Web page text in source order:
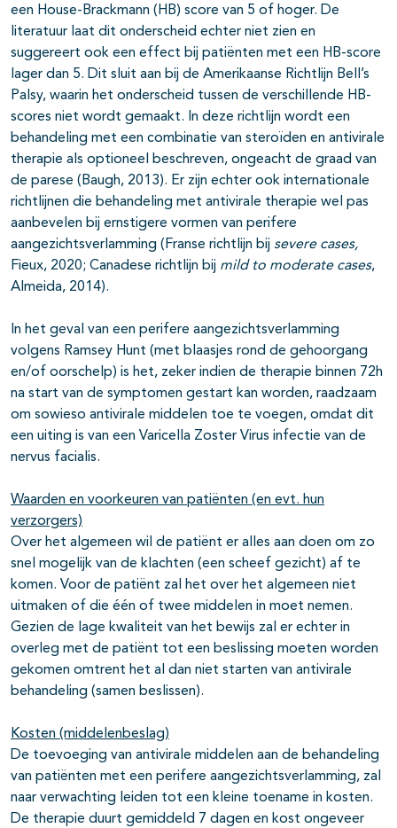
een House-Brackmann (HB) score van 5 of hoger. De
literatuur laat dit onderscheid echter niet zien en
suggereert ook een effect bij patiënten met een HB-score
lager dan 5. Dit sluit aan bij de Amerikaanse Richtlijn Bell’s
Palsy, waarin het onderscheid tussen de verschillende HB-
scores niet wordt gemaakt. In deze richtlijn wordt een
behandeling met een combinatie van steroïden en antivirale
therapie als optioneel beschreven, ongeacht de graad van
de parese (Baugh, 2013). Er zijn echter ook internationale
richtlijnen die behandeling met antivirale therapie wel pas
aanbevelen bij ernstigere vormen van perifere
aangezichtsverlamming (Franse richtlijn bij severe cases,
Fieux, 2020; Canadese richtlijn bij mild to moderate cases,
Almeida, 2014).
In het geval van een perifere aangezichtsverlamming
volgens Ramsey Hunt (met blaasjes rond de gehoorgang
en/of oorschelp) is het, zeker indien de therapie binnen 72h
na start van de symptomen gestart kan worden, raadzaam
om sowieso antivirale middelen toe te voegen, omdat dit
een uiting is van een Varicella Zoster Virus infectie van de
nervus facialis.
Waarden en voorkeuren van patiënten (en evt. hun
verzorgers)
Over het algemeen wil de patiënt er alles aan doen om zo
snel mogelijk van de klachten (een scheef gezicht) af te
komen. Voor de patiënt zal het over het algemeen niet
uitmaken of die één of twee middelen in moet nemen.
Gezien de lage kwaliteit van het bewijs zal er echter in
overleg met de patiënt tot een beslissing moeten worden
gekomen omtrent het al dan niet starten van antivirale
behandeling (samen beslissen).
Kosten (middelenbeslag)
De toevoeging van antivirale middelen aan de behandeling
van patiënten met een perifere aangezichtsverlamming, zal
naar verwachting leiden tot een kleine toename in kosten.
De therapie duurt gemiddeld 7 dagen en kost ongeveer